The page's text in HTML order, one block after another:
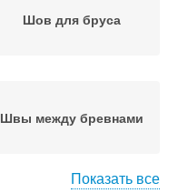
Шов для бруса
Швы между бревнами
Показать все